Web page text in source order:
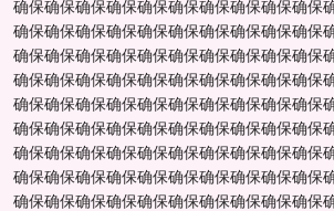
确保确保确保确保确保确保确保确保确保确保
确保确保确保确保确保确保确保确保确保确保
确保确保确保确保确保确保确保确保确保确保
确保确保确保确保确保确保确保确保确保确保
确保确保确保确保确保确保确保确保确保确保
确保确保确保确保确保确保确保确保确保确保
确保确保确保确保确保确保确保确保确保确保
确保确保确保确保确保确保确保确保确保确保
确保确保确保确保确保确保确保确保确保确保